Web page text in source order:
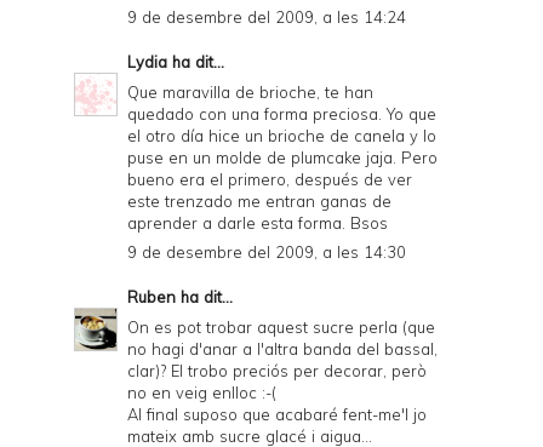
9 de desembre del 2009, a les 14:24
Lydia ha dit...
Que maravilla de brioche, te han
quedado con una forma preciosa. Yo que
el otro día hice un brioche de canela y lo
puse en un molde de plumcake jaja. Pero
bueno era el primero, después de ver
este trenzado me entran ganas de
aprender a darle esta forma. Bsos
9 de desembre del 2009, a les 14:30
Ruben ha dit...
On es pot trobar aquest sucre perla (que
no hagi d'anar a l'altra banda del bassal,
clar)? El trobo preciós per decorar, però
no en veig enlloc :-(
Al final suposo que acabaré fent-me'l jo
mateix amb sucre glacé i aigua...